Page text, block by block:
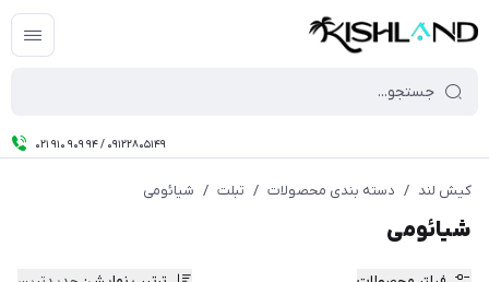
021 910 909 94 / 09122805149
کیش لند / دسته بندی محصولات / تبلت / شیائومی
شیائومی